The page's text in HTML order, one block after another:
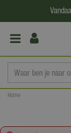
a
Home